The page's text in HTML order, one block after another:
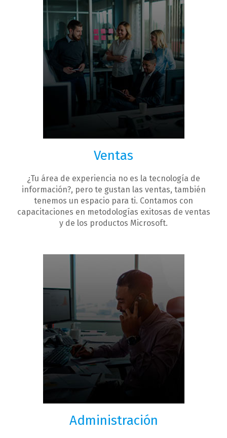
Ventas
¿Tu área de experiencia no es la tecnología de
información?, pero te gustan las ventas, también
tenemos un espacio para ti. Contamos con
capacitaciones en metodologías exitosas de ventas
y de los productos Microsoft.
Administración